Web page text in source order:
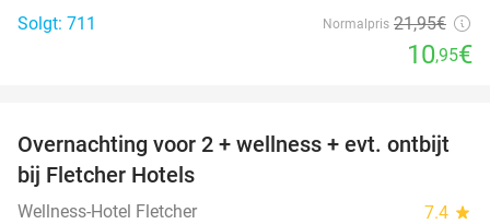
Solgt: 711
Normalpris 21,95€
10,95€
55%
Overnachting voor 2 + wellness + evt. ontbijt
bij Fletcher Hotels
Wellness-Hotel Fletcher 7.4 star